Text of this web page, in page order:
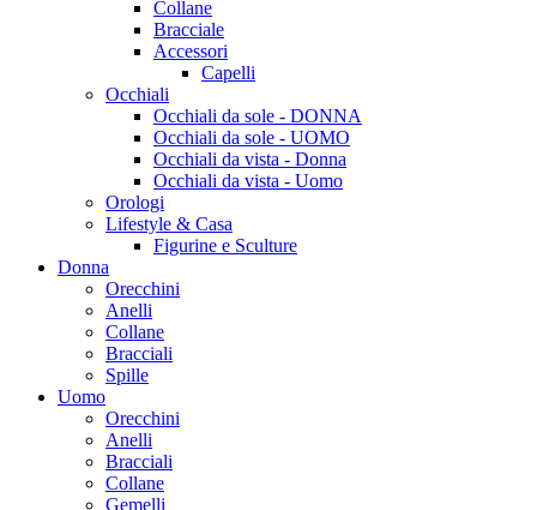
Collane
Bracciale
Accessori
Capelli
Occhiali
Occhiali da sole - DONNA
Occhiali da sole - UOMO
Occhiali da vista - Donna
Occhiali da vista - Uomo
Orologi
Lifestyle & Casa
Figurine e Sculture
Donna
Orecchini
Anelli
Collane
Bracciali
Spille
Uomo
Orecchini
Anelli
Bracciali
Collane
Gemelli